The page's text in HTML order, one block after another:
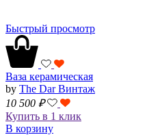
Быстрый просмотр
Ваза керамическая
by The Dar Винтаж
10 500 ₽
Купить в 1 клик
В корзину